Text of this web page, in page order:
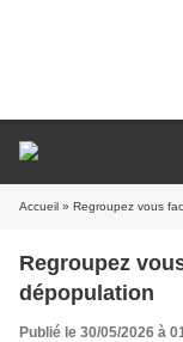
Accueil » Regroupez vous
Regroupez
dépopulation
Publié le 30/05/2026 à